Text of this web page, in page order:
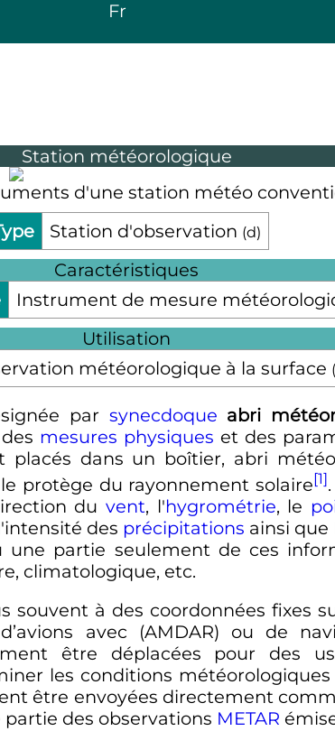
Fr
Station météorologique
d'une station météo
Station d'observation (d)
Caractéristiques
Instrument de mesure
Utilisation
météorologique à la surface (
par synecdoque abri
mesures physiques et des
placés dans un boîtier, abri
protège du rayonnement solaire[1]
duvent, l'hygrométrie, le
des précipitations ainsi que
partie seulement de ces
climatologique, etc.
souvent à des coordonnées fixes
avec (AMDAR) ou de
être déplacées pour des
les conditions
être envoyées directement
des observations METAR